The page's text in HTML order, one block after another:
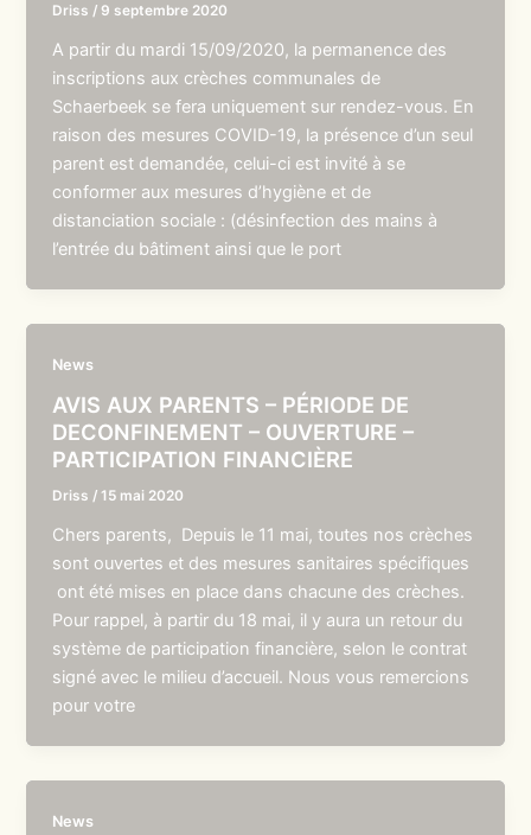
Driss / 9 septembre 2020
A partir du mardi 15/09/2020, la permanence des
inscriptions aux crèches communales de
Schaerbeek se fera uniquement sur rendez-vous. En
raison des mesures COVID-19, la présence d’un seul
parent est demandée, celui-ci est invité à se
conformer aux mesures d’hygiène et de
distanciation sociale : (désinfection des mains à
l’entrée du bâtiment ainsi que le port
News
AVIS AUX PARENTS – PÉRIODE DE
DECONFINEMENT – OUVERTURE –
PARTICIPATION FINANCIÈRE
Driss /15 mai 2020
Chers parents, Depuis le 11 mai, toutes nos crèches
sont ouvertes et des mesures sanitaires spécifiques
ont été mises en place dans chacune des crèches.
Pour rappel, à partir du 18 mai, il y aura un retour du
système de participation financière, selon le contrat
signé avec le milieu d’accueil. Nous vous remercions
pour votre
News